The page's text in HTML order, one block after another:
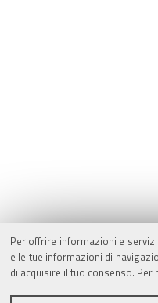
Per offrire informazioni e
e le tue informazioni di
di acquisire il tuo consenso.